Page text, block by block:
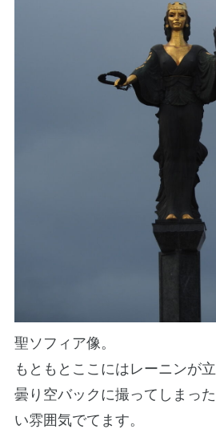
聖ソフィア像。
もともとここにはレーニンが
曇り空バックに撮ってしまっ
い雰囲気でてます。